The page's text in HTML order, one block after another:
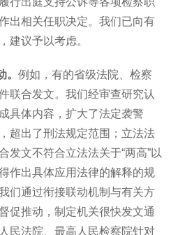
出相关任职决定。我们已向有
建议予以考虑。
例如，有的省级法院、检察
联合发文。我们经审查研究认
具体内容，扩大了法定袭警
超出了刑法规定范围；立法法
发文不符合立法法关于“两高”以
作出具体应用法律的解释的规
们通过衔接联动机制与有关方
促推动，制定机关很快发文通
民法院、最高人民检察院针对